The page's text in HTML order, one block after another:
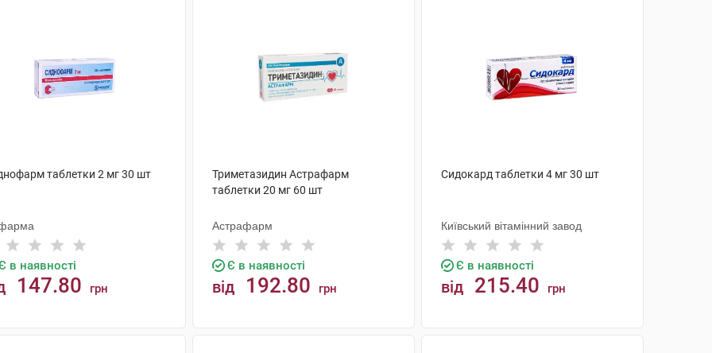
таблетки 2 мг 30 шт
в наявності
147.80 грн
Триметазидин Астрафарм
таблетки 20 мг 60 шт
Астрафарм
Є в наявності
від 192.80 грн
Сидокард таблетки 4 мг 30 шт
Київський вітамінний завод
Є в наявності
від 215.40 грн